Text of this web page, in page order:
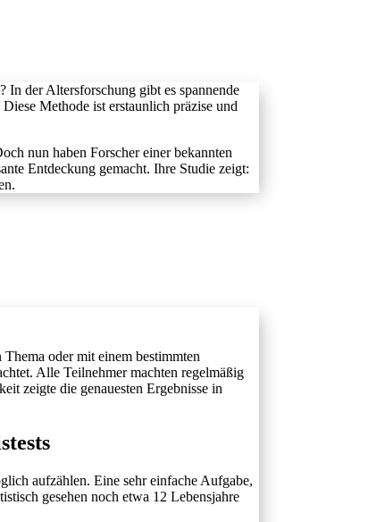
In der Altersforschung gibt es spannende
Diese Methode ist erstaunlich präzise und
nun haben Forscher einer bekannten
Entdeckung gemacht. Ihre Studie zeigt:
oder mit einem bestimmten
Alle Teilnehmer machten regelmäßig
zeigte die genauesten Ergebnisse in
aufzählen. Eine sehr einfache Aufgabe,
gesehen noch etwa 12 Lebensjahre